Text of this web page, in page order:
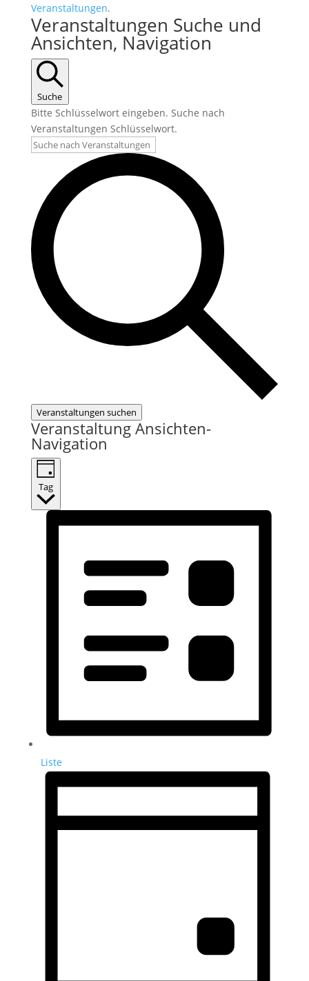
Veranstaltungen.
Veranstaltungen Suche und
Ansichten, Navigation
Suche
Bitte Schlüsselwort eingeben. Suche nach
Veranstaltungen Schlüsselwort.
Veranstaltungen suchen
Veranstaltung Ansichten-
Navigation
Tag
Liste